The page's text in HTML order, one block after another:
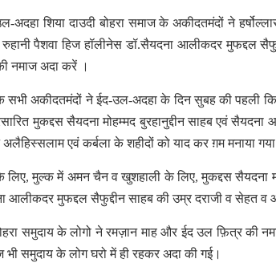
अदहा शिया दाउदी बोहरा समाज के अकीदतमंदों ने
पैशवा हिज हॉलीनेस डॉ.सैयदना आलीकदर मुफद्दल
नमाज अदा करें ।
सभी अकीदतमंदों ने ईद-उल-अदहा के दिन सुबह की
मुकद्दस सैयदना मोहम्मद बुरहानुद्दीन साहब एवं
एवं कर्बला के शहीदों को याद कर ग़म मनाया
मुल्क में अमन चैन व खुशहाली के लिए, मुकद्दस सैयदना
मुफद्दल सैफुद्दीन साहब की उम्र दराजी व सेहत व
समुदाय के लोगो ने रमज़ान माह और ईद उल फ़ित्र की
समुदाय के लोग घरो में ही रहकर अदा की गई।